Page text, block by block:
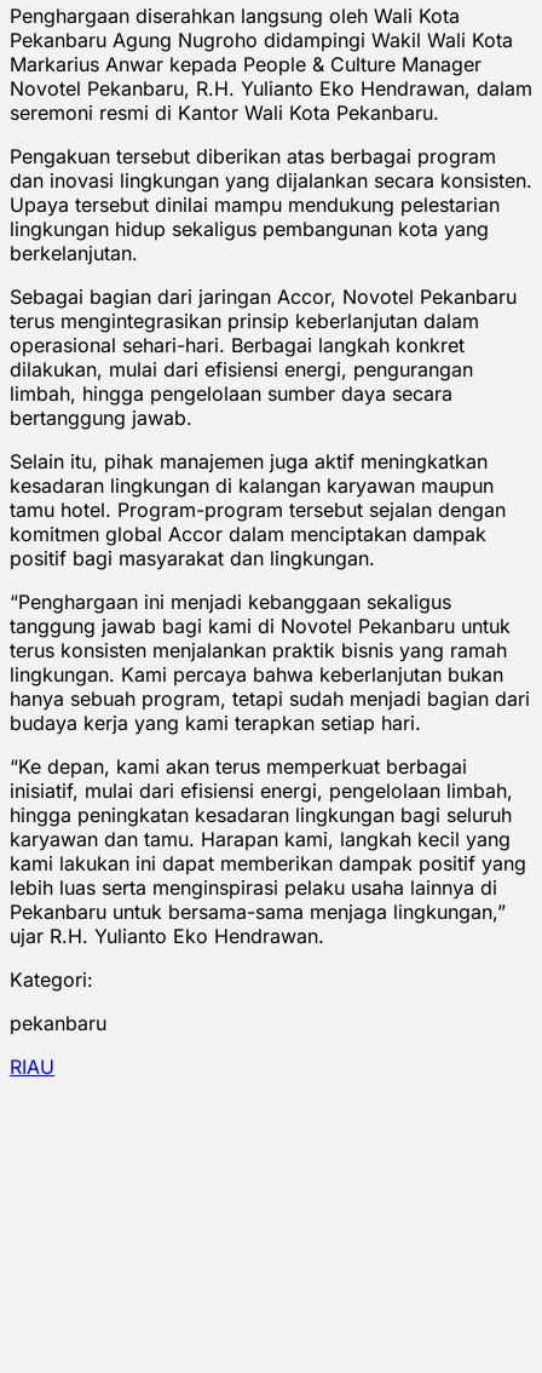
Penghargaan diserahkan langsung oleh Wali Kota
Pekanbaru Agung Nugroho didampingi Wakil Wali Kota
Markarius Anwar kepada People & Culture Manager
Novotel Pekanbaru, R.H. Yulianto Eko Hendrawan, dalam
seremoni resmi di Kantor Wali Kota Pekanbaru.
Pengakuan tersebut diberikan atas berbagai program
dan inovasi lingkungan yang dijalankan secara konsisten.
Upaya tersebut dinilai mampu mendukung pelestarian
lingkungan hidup sekaligus pembangunan kota yang
berkelanjutan.
Sebagai bagian dari jaringan Accor, Novotel Pekanbaru
terus mengintegrasikan prinsip keberlanjutan dalam
operasional sehari-hari. Berbagai langkah konkret
dilakukan, mulai dari efisiensi energi, pengurangan
limbah, hingga pengelolaan sumber daya secara
bertanggung jawab.
Selain itu, pihak manajemen juga aktif meningkatkan
kesadaran lingkungan di kalangan karyawan maupun
tamu hotel. Program-program tersebut sejalan dengan
komitmen global Accor dalam menciptakan dampak
positif bagi masyarakat dan lingkungan.
“Penghargaan ini menjadi kebanggaan sekaligus
tanggung jawab bagi kami di Novotel Pekanbaru untuk
terus konsisten menjalankan praktik bisnis yang ramah
lingkungan. Kami percaya bahwa keberlanjutan bukan
hanya sebuah program, tetapi sudah menjadi bagian dari
budaya kerja yang kami terapkan setiap hari.
“Ke depan, kami akan terus memperkuat berbagai
inisiatif, mulai dari efisiensi energi, pengelolaan limbah,
hingga peningkatan kesadaran lingkungan bagi seluruh
karyawan dan tamu. Harapan kami, langkah kecil yang
kami lakukan ini dapat memberikan dampak positif yang
lebih luas serta menginspirasi pelaku usaha lainnya di
Pekanbaru untuk bersama-sama menjaga lingkungan,”
ujar R.H. Yulianto Eko Hendrawan.
Kategori:
pekanbaru
RIAU